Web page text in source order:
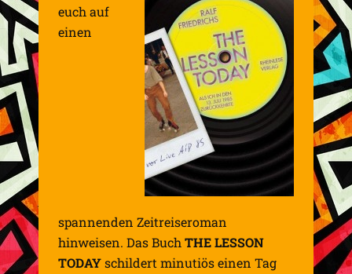
euch auf
einen
spannenden Zeitreiseroman
hinweisen. Das Buch THE LESSON
TODAYschildert minutiös einen Tag